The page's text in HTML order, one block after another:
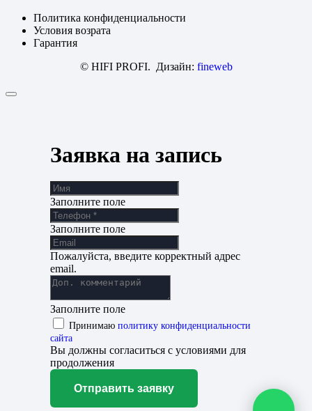
Политика конфиденциальности
Условия возрата
Гарантия
© HIFI PROFI. Дизайн: fineweb
Заявка на запись
Заполните поле
Заполните поле
Пожалуйста, введите корректный адрес
email.
Заполните поле
Принимаю политику конфиденциальности
сайта
Вы должны согласиться с условиями для
продолжения
Отправить заявку